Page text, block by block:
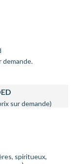
sur demande)
spiritueux,